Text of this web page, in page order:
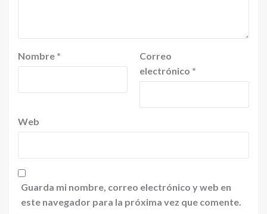
Nombre *
Correo
electrónico *
Web
Guarda mi nombre, correo electrónico y web en
este navegador para la próxima vez que comente.